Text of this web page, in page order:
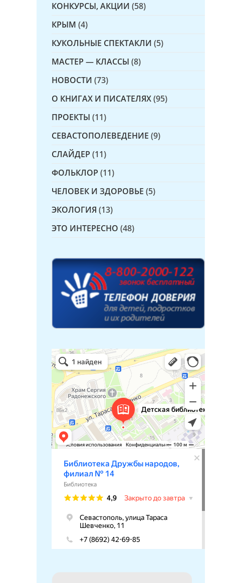
КОНКУРСЫ, АКЦИИ (58)
КРЫМ (4)
КУКОЛЬНЫЕ СПЕКТАКЛИ (5)
МАСТЕР — КЛАССЫ (8)
НОВОСТИ (73)
О КНИГАХ И ПИСАТЕЛЯХ(95)
ПРОЕКТЫ (11)
СЕВАСТОПОЛЕВЕДЕНИЕ (9)
СЛАЙДЕР (11)
ФОЛЬКЛОР (11)
ЧЕЛОВЕК И ЗДОРОВЬЕ (5)
ЭКОЛОГИЯ (13)
ЭТО ИНТЕРЕСНО (48)
Детская библиотека № 14 Дружбы народов
Библиотека в Севастополе